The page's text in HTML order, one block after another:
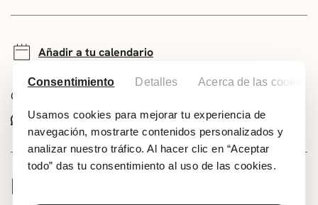
Consentimiento Detalles Acerca de las cookies
Usamos cookies para mejorar tu experiencia de
navegación, mostrarte contenidos personalizados y
analizar nuestro tráfico. Al hacer clic en “Aceptar
todo” das tu consentimiento al uso de las cookies.
Añadir a tu calendario
Comparte este evento:
Whatsapp
Facebook X
INFORMACIÓN